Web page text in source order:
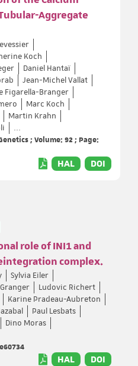
Aggregate
Koch
Daniel Hantaï
Jean-Michel Vallat
Figarella-Branger
Marc Koch
Martin Krahn
...
; Volume: 92 ; Page:
HAL DOI
role of INI1 and
complex.
Sylvia Eiler
Ludovic Richert
Karine Pradeau-Aubreton
Paul Lesbats
Dino Moras
HAL DOI